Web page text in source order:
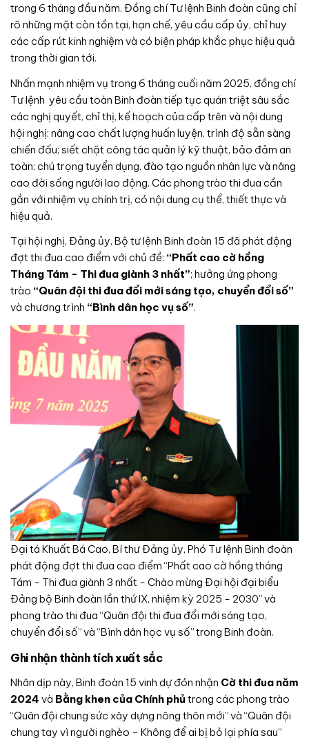
trong 6 tháng đầu năm. Đồng chí Tư lệnh Binh đoàn cũng chỉ
rõ những mặt còn tồn tại, hạn chế, yêu cầu cấp ủy, chỉ huy
các cấp rút kinh nghiệm và có biện pháp khắc phục hiệu quả
trong thời gian tới.
Nhấn mạnh nhiệm vụ trong 6 tháng cuối năm 2025, đồng chí
Tư lệnh yêu cầu toàn Binh đoàn tiếp tục quán triệt sâu sắc
các nghị quyết, chỉ thị, kế hoạch của cấp trên và nội dung
hội nghị; nâng cao chất lượng huấn luyện, trình độ sẵn sàng
chiến đấu; siết chặt công tác quản lý kỹ thuật, bảo đảm an
toàn; chú trọng tuyển dụng, đào tạo nguồn nhân lực và nâng
cao đời sống người lao động. Các phong trào thi đua cần
gắn với nhiệm vụ chính trị, có nội dung cụ thể, thiết thực và
hiệu quả.
Tại hội nghị, Đảng ủy, Bộ tư lệnh Binh đoàn 15 đã phát động
đợt thi đua cao điểm với chủ đề: “Phất cao cờ hồng
Tháng Tám - Thi đua giành 3 nhất”; hưởng ứng phong
trào “Quân đội thi đua đổi mới sáng tạo, chuyển đổi số”
và chương trình “Bình dân học vụ số”.
Đại tá Khuất Bá Cao, Bí thư Đảng ủy, Phó Tư lệnh Binh đoàn
phát động đợt thi đua cao điểm “Phất cao cờ hồng tháng
Tám - Thi đua giành 3 nhất - Chào mừng Đại hội đại biểu
Đảng bộ Binh đoàn lần thứ IX, nhiệm kỳ 2025 - 2030” và
phong trào thi đua “Quân đội thi đua đổi mới sáng tạo,
chuyển đổi số” và “Bình dân học vụ số” trong Binh đoàn.
Ghi nhận thành tích xuất sắc
Nhân dịp này, Binh đoàn 15 vinh dự đón nhận Cờ thi đua năm
2024 và Bằng khen của Chính phủ trong các phong trào
“Quân đội chung sức xây dựng nông thôn mới” và “Quân đội
chung tay vì người nghèo – Không để ai bị bỏ lại phía sau”